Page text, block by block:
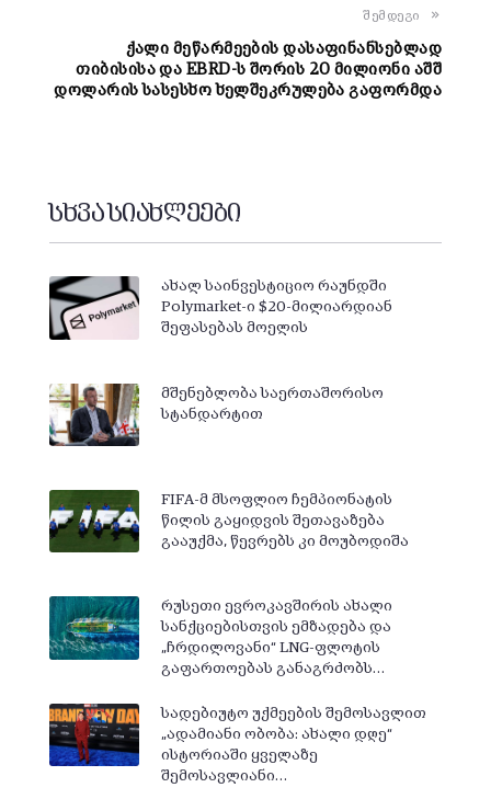
შემდეგი
ქალი მეწარმეების დასაფინანსებლად
თიბისისა და EBRD-ს შორის 20 მილიონი აშშ
დოლარის სასესხო ხელშეკრულება გაფორმდა
სხვა სიახლეები
ახალ საინვესტიციო რაუნდში
Polymarket-ი $20-მილიარდიან
შეფასებას მოელის
მშენებლობა საერთაშორისო
სტანდარტით
FIFA-მ მსოფლიო ჩემპიონატის
წილის გაყიდვის შეთავაზება
გააუქმა, წევრებს კი მოუბოდიშა
რუსეთი ევროკავშირის ახალი
სანქციებისთვის ემზადება და
„ჩრდილოვანი“ LNG-ფლოტის
გაფართოებას განაგრძობს…
სადებიუტო უქმეების შემოსავლით
„ადამიანი ობობა: ახალი დღე“
ისტორიაში ყველაზე
შემოსავლიანი…